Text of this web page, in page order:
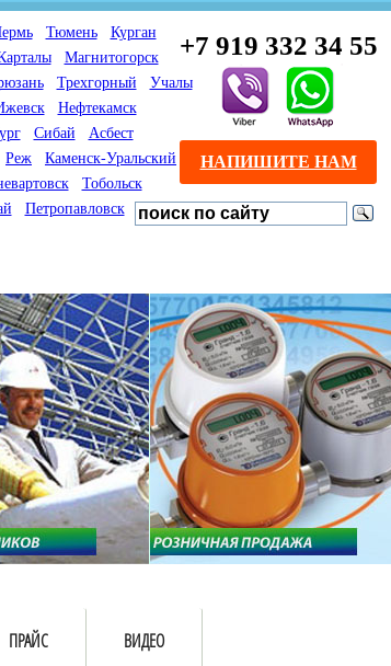
+7 919 332 34 55
Тюмень
Курган
Магнитогорск
Трехгорный
Учалы
Нефтекамск
Сибай
Асбест
Реж
Каменск-Уральский
Тобольск
Петропавловск
НАПИШИТЕ НАМ
на
для
газового
в Вашем
что будет
Предлагаем взаимовыгодное
сотрудничество
монтажникам газового
оборудования. Если Вы
занимаетесь установкой
газового оборудования, мы
предлагаем Вам оптовые
цены и документарное
сопровождение Ваших
продаж (берем всю
бухгалтерию "на себя")
ПРАЙС ВИДЕО